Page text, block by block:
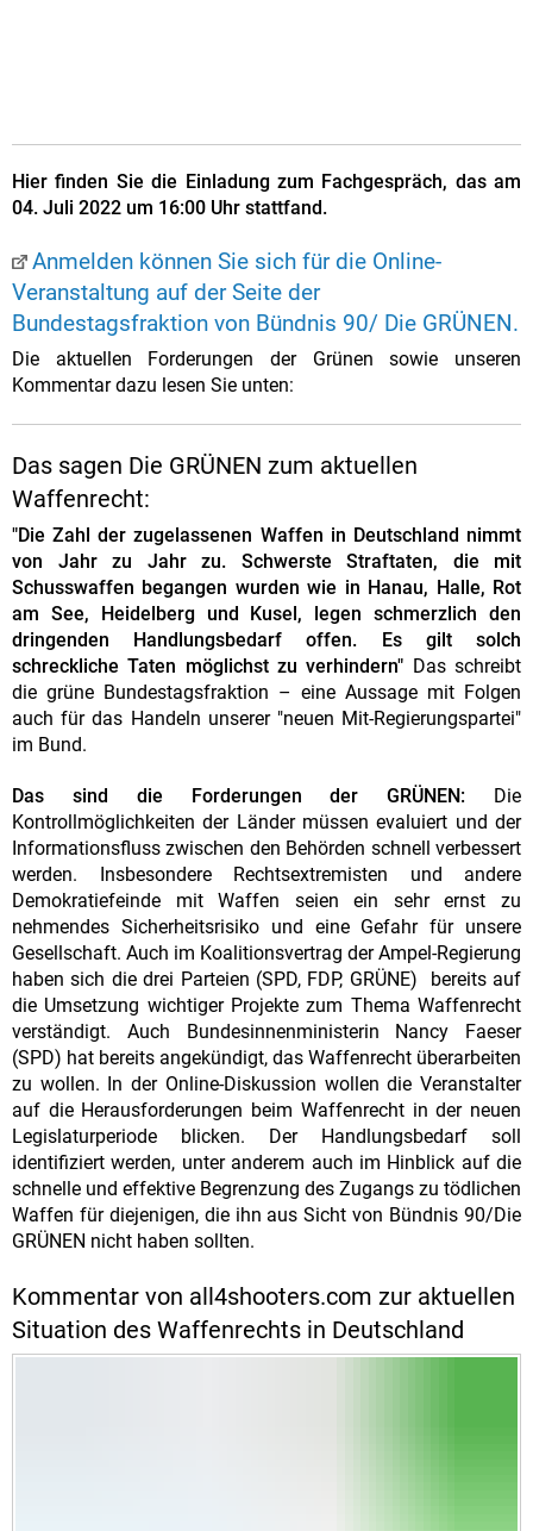
Hier finden Sie die Einladung zum Fachgespräch, das am
04. Juli 2022 um 16:00 Uhr stattfand.
Anmelden können Sie sich für die Online-
Veranstaltung auf der Seite der
Bundestagsfraktion von Bündnis 90/ Die GRÜNEN.
Die aktuellen Forderungen der Grünen sowie unseren
Kommentar dazu lesen Sie unten:
Das sagen Die GRÜNEN zum aktuellen
Waffenrecht:
"Die Zahl der zugelassenen Waffen in Deutschland nimmt
von Jahr zu Jahr zu. Schwerste Straftaten, die mit
Schusswaffen begangen wurden wie in Hanau, Halle, Rot
am See, Heidelberg und Kusel, legen schmerzlich den
dringenden Handlungsbedarf offen. Es gilt solch
schreckliche Taten möglichst zu verhindern" Das schreibt
die grüne Bundestagsfraktion – eine Aussage mit Folgen
auch für das Handeln unserer "neuen Mit-Regierungspartei"
im Bund.
Das sind die Forderungen der GRÜNEN: Die
Kontrollmöglichkeiten der Länder müssen evaluiert und der
Informationsfluss zwischen den Behörden schnell verbessert
werden. Insbesondere Rechtsextremisten und andere
Demokratiefeinde mit Waffen seien ein sehr ernst zu
nehmendes Sicherheitsrisiko und eine Gefahr für unsere
Gesellschaft. Auch im Koalitionsvertrag der Ampel-Regierung
haben sich die drei Parteien (SPD, FDP, GRÜNE) bereits auf
die Umsetzung wichtiger Projekte zum Thema Waffenrecht
verständigt. Auch Bundesinnenministerin Nancy Faeser
(SPD) hat bereits angekündigt, das Waffenrecht überarbeiten
zu wollen. In der Online-Diskussion wollen die Veranstalter
auf die Herausforderungen beim Waffenrecht in der neuen
Legislaturperiode blicken. Der Handlungsbedarf soll
identifiziert werden, unter anderem auch im Hinblick auf die
schnelle und effektive Begrenzung des Zugangs zu tödlichen
Waffen für diejenigen, die ihn aus Sicht von Bündnis 90/Die
GRÜNEN nicht haben sollten.
Kommentar von all4shooters.com zur aktuellen
Situation des Waffenrechts in Deutschland